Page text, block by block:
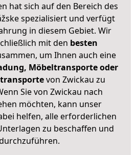
hat sich auf den Bereich des
spezialisiert und verfügt
in diesem Gebiet. Wir
mit den besten
um Ihnen auch eine
Möbeltransporte oder
von Zwickau zu
Sie von Zwickau nach
möchten, kann unser
helfen, alle erforderlichen
zu beschaffen und